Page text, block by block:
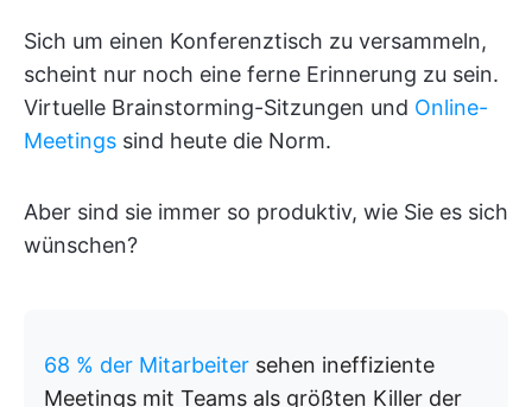
Sich um einen Konferenztisch zu versammeln,
scheint nur noch eine ferne Erinnerung zu sein.
Virtuelle Brainstorming-Sitzungen und Online-
Meetings sind heute die Norm.
Aber sind sie immer so produktiv, wie Sie es sich
wünschen?
68 % der Mitarbeiter sehen ineffiziente
Meetings mit Teams als größten Killer der